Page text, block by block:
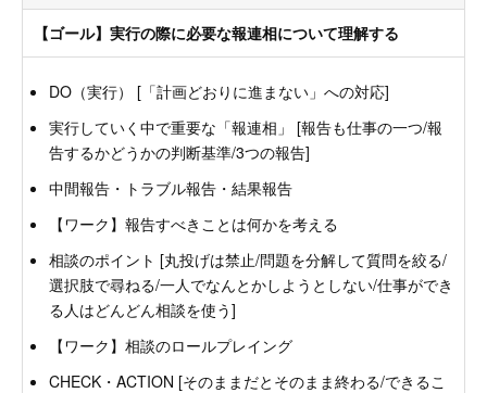
【ゴール】実行の際に必要な報連相について理解する
DO（実行） [「計画どおりに進まない」への対応]
実行していく中で重要な「報連相」 [報告も仕事の一つ/報
告するかどうかの判断基準/3つの報告]
中間報告・トラブル報告・結果報告
【ワーク】報告すべきことは何かを考える
相談のポイント [丸投げは禁止/問題を分解して質問を絞る/
選択肢で尋ねる/一人でなんとかしようとしない/仕事ができ
る人はどんどん相談を使う]
【ワーク】相談のロールプレイング
CHECK・ACTION [そのままだとそのまま終わる/できるこ